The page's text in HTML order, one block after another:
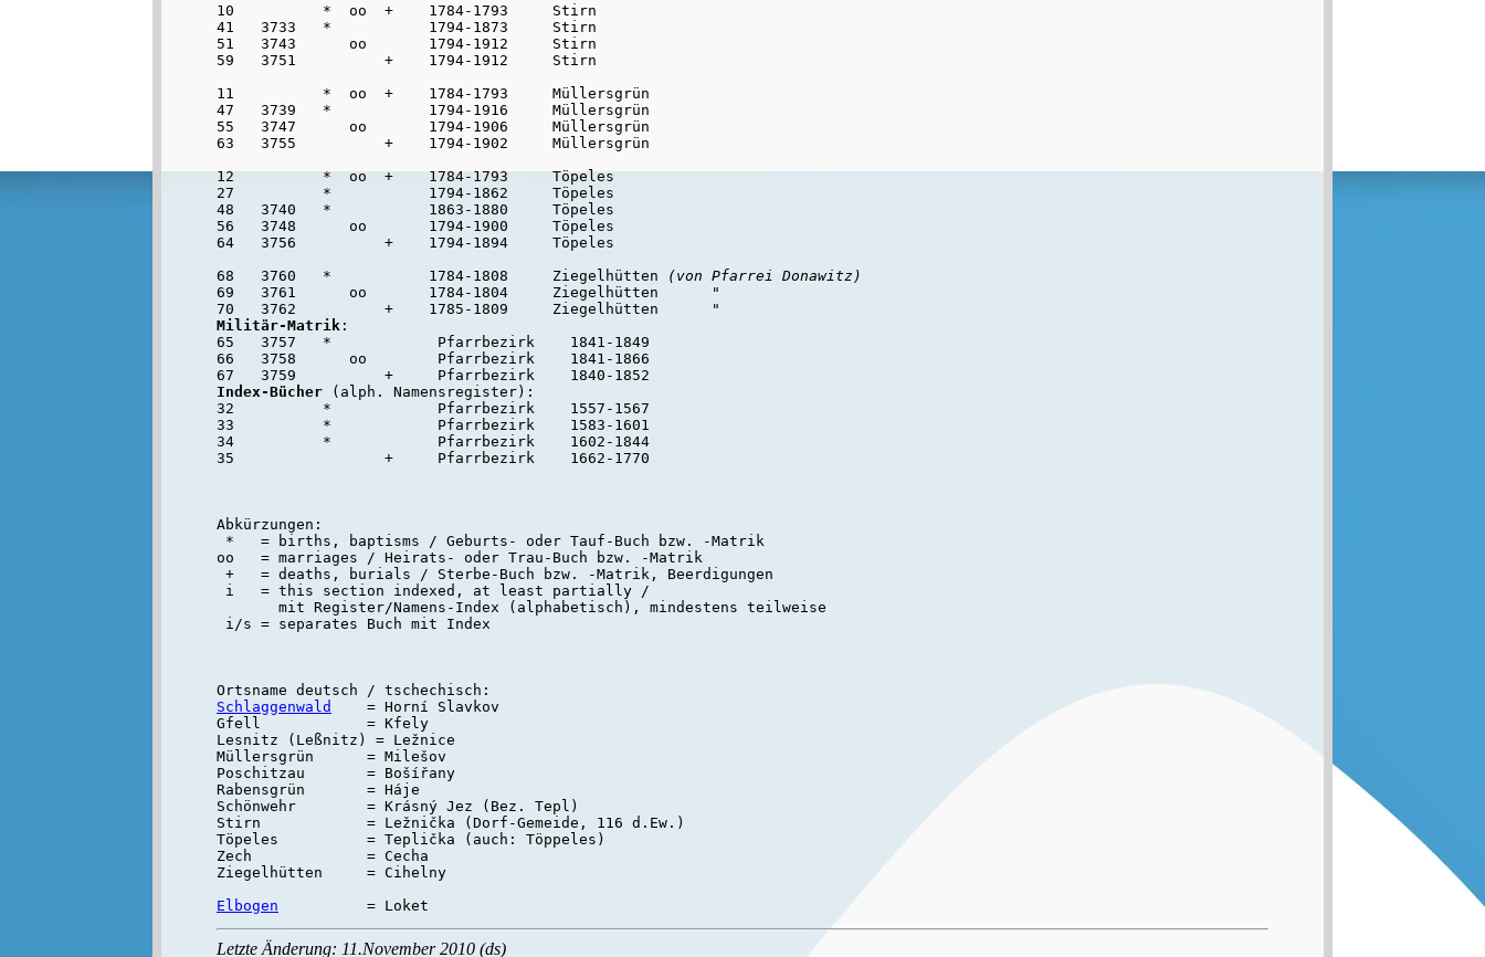
10          *  oo  +    1784-1793     Stirn
41   3733   *           1794-1873     Stirn
51   3743      oo       1794-1912     Stirn
59   3751          +    1794-1912     Stirn
11          *  oo  +    1784-1793     Müllersgrün
47   3739   *           1794-1916     Müllersgrün
55   3747      oo       1794-1906     Müllersgrün
63   3755          +    1794-1902     Müllersgrün
12          *  oo  +    1784-1793     Töpeles
27          *           1794-1862     Töpeles
48   3740   *           1863-1880     Töpeles
56   3748      oo       1794-1900     Töpeles
64   3756          +    1794-1894     Töpeles
68   3760   *           1784-1808     Ziegelhütten
(von Pfarrei Donawitz)
69   3761      oo       1784-1804     Ziegelhütten      "
Militär-Matrik :
65   3757   *            Pfarrbezirk    1841-1849
66   3758      oo        Pfarrbezirk    1841-1866
Index-Bücher (alph. Namensregister):
32          *            Pfarrbezirk    1557-1567
33          *            Pfarrbezirk    1583-1601
34          *            Pfarrbezirk    1602-1844
Abkürzungen:
*   = births, baptisms / Geburts- oder Tauf-Buch bzw. -Matrik
oo   = marriages / Heirats- oder Trau-Buch bzw. -Matrik
+   = deaths, burials / Sterbe-Buch bzw. -Matrik, Beerdigungen
i   = this section indexed, at least partially /
       mit Register/Namens-Index (alphabetisch), mindestens teilweise
Schlaggenwald
    = Horní Slavkov
Gfell            = Kfely
Lesnitz (Leßnitz) = Ležnice
Müllersgrün      = Milešov
Poschitzau       = Bošířany
Rabensgrün       = Háje
Schönwehr        = Krásný Jez (Bez. Tepl)
Stirn            = Ležnička (Dorf-Gemeide, 116 d.Ew.)
Töpeles          = Teplička (auch: Töppeles)
Zech             = Cecha
Ziegelhütten     = Cihelny
Elbogen
Letzte Änderung: 11.November 2010 (ds)